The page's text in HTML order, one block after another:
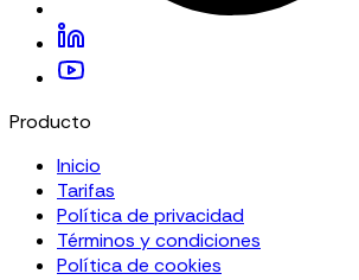
Producto
Inicio
Tarifas
Política de privacidad
Términos y condiciones
Política de cookies